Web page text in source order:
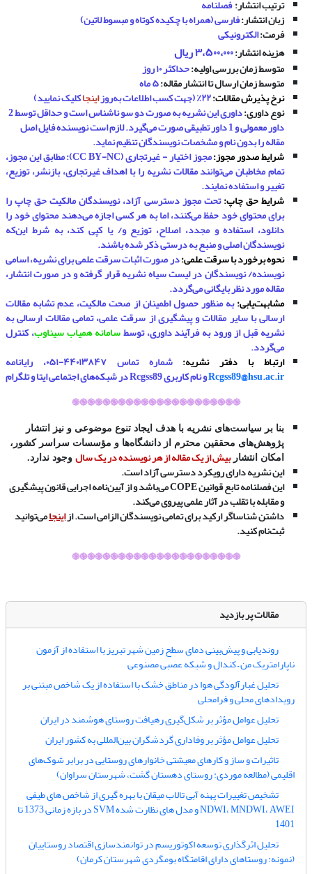
ترتیب انتشار:فصلنامه
زبان انتشار:فارسی (همراه با چکیده کوتاه و مبسوط لاتین)
فرمت:الکترونیکی
هزینه انتشار:
۳،۵۰۰،۰۰۰ ریال
متوسط زمان بررسی اولیه:حداکثر ۱۰ روز
متوسط زمان ارسال تا انتشار مقاله:۵ ماه
نرخ پذیرش مقالات:۲۲٪ (جهت کسب اطلاعات به‌روز اینجاکلیک نمایید)
نوع داوری: داوری این نشریه به صورت دو سو ناشناس است و حداقل توسط 2
داور معمولی و 1 داور تطبیقی صورت می‌گیرد. لازم است نویسنده فایل اصل
مقاله را بدون نام و مشخصات نویسندگان تنظیم نماید.
شرایط صدور مجوز: مجوز اختیار - غیرتجاری (CC BY-NC): مطابق این مجوز،
تمام مخاطبان می‌توانند مقالات نشریه را با اهداف غیرتجاری، بازنشر، توزیع،
تغییر و استفاده نمایند.
شرایط حق چاپ:تحت مجوز دسترسی آزاد، نویسندگان مالکیت حق چاپ را
برای محتوای خود حفظ می‌کنند، اما به هر کسی اجازه می‌دهند محتوای خود را
دانلود، استفاده و مجدد، اصلاح، توزیع و/ یا کپی کند، به شرط این‌که
نویسندگان اصلی و منبع به درستی ذکر شده باشند.
نحوه برخورد با سرقت علمی:در صورت اثبات سرقت علمی برای نشریه، اسامی
نویسنده/ نویسندگان در لیست سیاه نشریه قرار گرفته و در صورت انتشار،
مقاله مورد نظر بایگانی می‌گردد.
مشابهت‌یابی:به منظور حصول اطمینان از صحت مالکیت، عدم تشابه مقالات
ارسالی با سایر مقالات و پیشگیری از سرقت علمی، تمامی مقالات ارسالی به
نشریه قبل از ورود به فرآیند داوری، توسطسامانه همیاب سیناوب، کنترل
می‌گردد.
ارتباط با دفتر نشریه: شماره تماس ۴۴۰۱۳۸۴۷-۰۵۱، رایانامه
Rcgss89@hsu.ac.irو نام کاربری Rcgss89 در شبکه‌های اجتماعی ایتا و تلگرام
֎֎֎֎֎֎֎֎֎֎֎֎֎֎֎֎֎֎֎֎֎֎
بنا بر سیاست‌های نشریه با هدف ایجاد تنوع موضوعی و نیز انتشار
پژوهش‌های محققین محترم از دانشگاه‌ها و مؤسسات سراسر کشور،
امکان انتشاربیش از یک مقاله از هر نویسنده در یک سال وجود ندارد.
این نشریه دارای رویکرد دسترسی آزاد است.
این فصلنامه تابع قوانینCOPEمی‌باشد و از آیین‌نامه اجرایی قانون پیشگیری
و مقابله با تقلب در آثار علمی پیروی می‌کند.
داشتن شناساگر ارکید برای تمامی نویسندگان الزامی است. ازاینجامی‌توانید
ثبت‌نام کنید.
֎֎֎֎֎֎֎֎֎֎֎֎֎֎֎֎֎֎֎֎֎֎
مقالات پر بازدید
روندیابی و پیش‌بینی دمای سطح زمین شهر تبریز با استفاده از آزمون
ناپارامتریک من – کندال و شبکه عصبی مصنوعی
تحلیل غبارآلودگی هوا در مناطق خشک با استفاده از یک شاخص مبتنی بر
رویدادهای محلی و فرامحلی
تحلیل عوامل مؤثر بر شکل‌گیری رهیافت روستای هوشمند در ایران
تحلیل عوامل مؤثر بر وفاداری گردشگران بین‌المللی به کشور ایران
تاثیرات و ساز و کارهای معیشتی خانوارهای روستایی در برابر شوک‌های
اقلیمی (مطالعه موردی: روستای دهستان گشت، شهرستان سراوان)
تشخیص تغییرات پهنه آبی تالاب میقان با بهره گیری از شاخص های طیفی
NDWI، MNDWI، AWEI و مدل های نظارت شده SVM در بازه زمانی 1373 تا
1401
تحلیل اثرگذاری توسعه اکوتوریسم در توانمندسازی اقتصاد روستاییان
(نمونه: روستاهای دارای اقامتگاه بومگردی شهرستان کرمان)